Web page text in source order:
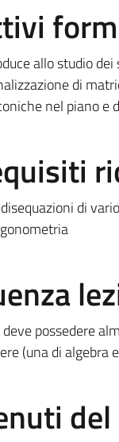
allo studio
di
nel piano e
di
possedere
(una di algebra